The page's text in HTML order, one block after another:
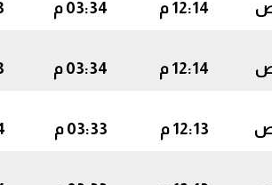
12:14 م 03:34 م
12:14 م 03:34 م
12:13 م 03:33 م